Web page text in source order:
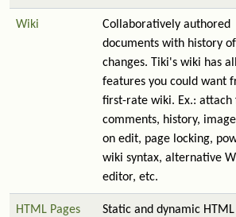
Wiki
Collaboratively authored
documents with history of
changes. Tiki's wiki has
features you could want
first-rate wiki. Ex.: attach
comments, history,
on edit, page locking,
wiki syntax, alternative
editor, etc.
HTML Pages
Static and dynamic